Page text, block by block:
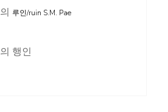
의 루인/ruin S.M. Pae
의 행인